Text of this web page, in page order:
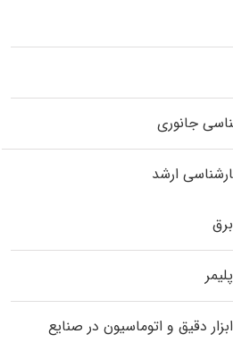
جانوری
ارشد
دقیق و اتوماسیون در صنایع